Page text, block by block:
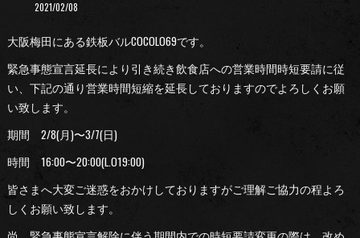
2021/02/08
大阪梅田にある鉄板バルCOCOLO69です。
緊急事態宣言延長により引き続き飲食店への営業時間時短要請に従
い、下記の通り営業時間短縮を延長しておりますのでよろしくお願
い致します。
期間 2/8(月)〜3/7(日)
時間 16:00〜20:00(L.O19:00)
皆さまへ大変ご迷惑をおかけしておりますがご理解ご協力の程よろ
しくお願い致します。